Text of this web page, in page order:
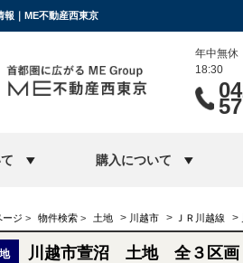
｜ME不動産西東京
年中無
18:30
購入について
ージ > 物件検索 > 土地 > 川越市 > ＪＲ川越線 >
川越市萱沼 土地 全３区画